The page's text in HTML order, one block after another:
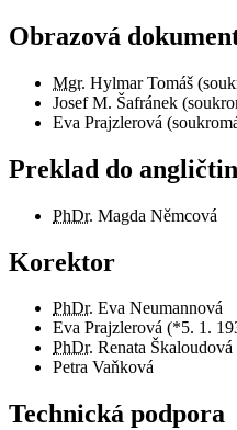
Obrazová
Mgr. Hylmar Tomáš
Josef M. Šafránek
Eva Prajzlerová
Preklad do
PhDr. Magda Němcová
Korektor
PhDr. Eva Neumannová
Eva Prajzlerová (*5. 1.
PhDr. Renata Škaloudová
Petra Vaňková
Technická podpora